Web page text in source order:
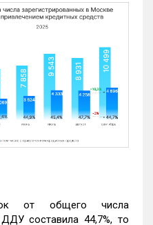
от общего числа
составила 44,7%, то